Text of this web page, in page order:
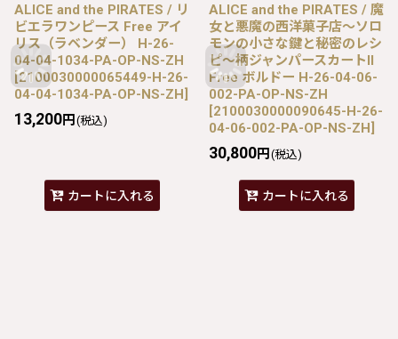
ALICE and the PIRATES / リ
ビエラワンピース Free アイ
リス（ラベンダー） H-26-
04-04-1034-PA-OP-NS-ZH
[2100030000065449-H-26-
04-04-1034-PA-OP-NS-ZH]
13,200円 (税込)
カートに入れる
ALICE and the PIRATES / 魔
女と悪魔の西洋菓子店〜ソロ
モンの小さな鍵と秘密のレシ
ピ〜柄ジャンパースカートII
Free ボルドー H-26-04-06-
002-PA-OP-NS-ZH
[2100030000090645-H-26-
04-06-002-PA-OP-NS-ZH]
30,800円 (税込)
カートに入れる